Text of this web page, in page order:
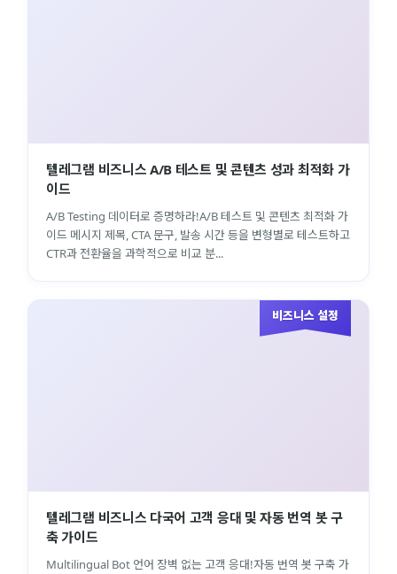
텔레그램 비즈니스 A/B 테스트 및 콘텐츠 성과 최적화 가
이드
A/B Testing 데이터로 증명하라!A/B 테스트 및 콘텐츠 최적화 가
이드 메시지 제목, CTA 문구, 발송 시간 등을 변형별로 테스트하고
CTR과 전환율을 과학적으로 비교 분...
비즈니스 설정
텔레그램 비즈니스 다국어 고객 응대 및 자동 번역 봇 구
축 가이드
Multilingual Bot 언어 장벽 없는 고객 응대!자동 번역 봇 구축 가